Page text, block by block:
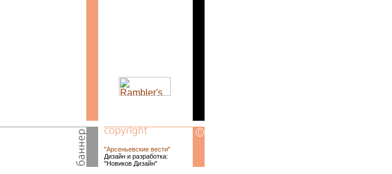
"Арсеньевские вести"
Дизайн и разработка:
"Новиков Дизайн"